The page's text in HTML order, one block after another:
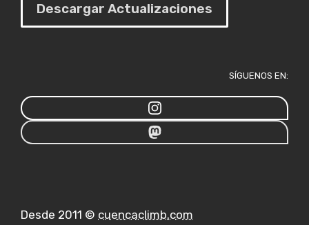
Descargar Actualizaciones
SÍGUENOS EN:
Desde 2011 © cuencaclimb.com